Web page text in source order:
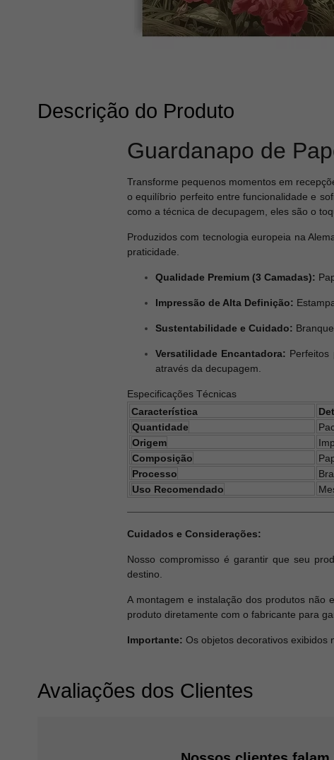
Descrição do Produto
Guardanapo de
Transforme pequenos momentos em
o equilíbrio perfeito entre funcionalidade e
como a técnica de decupagem, eles são o
Produzidos com tecnologia europeia na
praticidade.
Qualidade Premium (3 Camadas):
Impressão de Alta Definição:
Sustentabilidade e Cuidado:
Versatilidade Encantadora: Perfeitos
através da decupagem.
Especificações Técnicas
Característica
Quantidade
Origem
Composição
Processo
Uso Recomendado
Cuidados e Considerações:
Nosso compromisso é garantir que seu
destino.
A montagem e instalação dos produtos não
produto diretamente com o fabricante para
Importante: Os objetos decorativos exibidos
Avaliações dos Clientes